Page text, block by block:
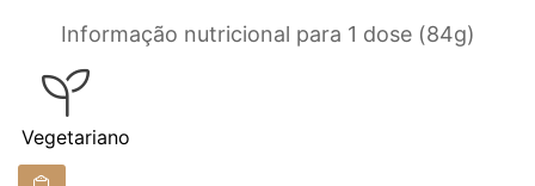
Informação nutricional para 1 dose (84g)
Vegetariano